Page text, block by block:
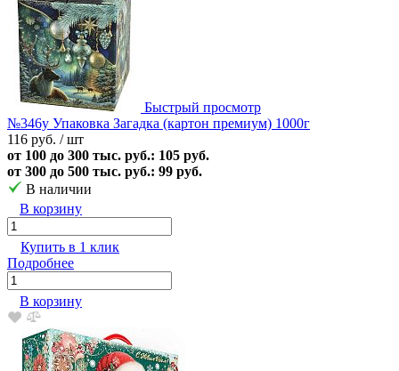
Быстрый просмотр
№346у Упаковка Загадка (картон премиум) 1000г
116 руб. / шт
от 100 до 300 тыс. руб.: 105 руб.
от 300 до 500 тыс. руб.: 99 руб.
В наличии
В корзину
Купить в 1 клик
Подробнее
В корзину